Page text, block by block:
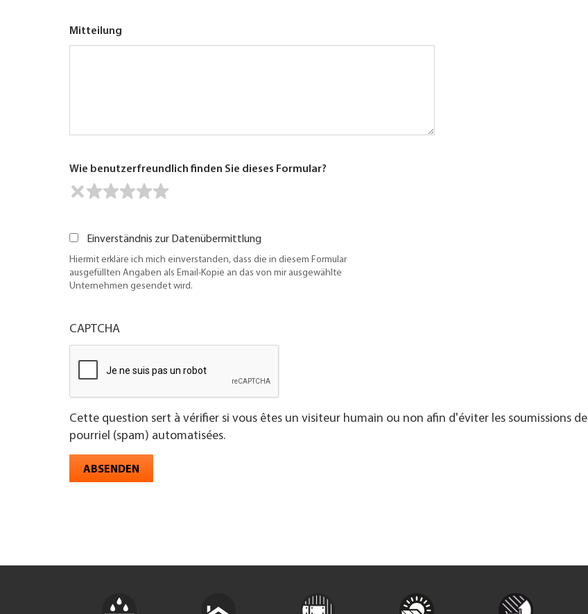
Mitteilung
Wie benutzerfreundlich finden Sie dieses Formular?
Einverständnis zur Datenübermittlung
Hiermit erkläre ich mich einverstanden, dass die in diesem Formular
ausgefüllten Angaben als Email-Kopie an das von mir ausgewählte
Unternehmen gesendet wird.
CAPTCHA
Cette question sert à vérifier si vous êtes un visiteur humain ou non afin d'éviter les soumissions de
pourriel (spam) automatisées.
ABSENDEN